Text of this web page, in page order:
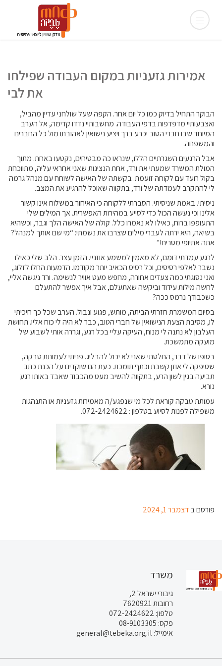
אמירות גזעניות במקום העבודה שפילחו
את לבי
הבוקר התחיל בדיוק כמו כל יום אחר. הקפה שעל שולחני עדיין מהביל,
ואצבעותיי מדפדפות בדפי העבודה. מחשבותיי נדדו קדימה, אל הערב
המיוחד שבו חברי הטוב יכרע ברך ויציע נישואין לאהובתו מול כל החברים
והמשפחה.
אבל הרגעים השגרתיים הללו, שנראו כה מבטיחים, נקטעו באחת. מתוך
המולת המשרד שמעתי את ורד, אחת הנציגות שאני אחראי עליה, מתווכחת
בקול רועד עם לקוחה זועמת. בקשתה של האישה לשוחח עם מנהל גרמה
לי להתקרב לעמדתה של ורד, בתקווה שאוכל להרגיע את המצב.
ניסיתי. באמת שניסיתי. הסברתי ללקוחה כי האיחור במשלוח אינו קשור
אלינו וכי נעשה הכול כדי לסייע במהירות האפשרית. אך המילים שלי
התעופפו ברוח, כאילו לא נאמרו כלל. קולה של האישה הלך וגבר, וכשהיא
בשיאה, היא ירתה לעברי מילים שצרבו את נשמתי: “מי שם אותך למנהל?
אתה אתיופי מסריח!”
לרגע עמדתי דומם, לא מאמין למשמע אוזניי. הזמן עצר. הלב שלי כאילו
נשבר לאלפי רסיסים, וכל רסיס הכאיב יותר מקודמו. הדמעות החלו לזלוג,
ואני נסוגתי כמה צעדים אחורה, מחפש מעט אוויר לנשימה. ורד ניגשה אליי,
לחשה מילות עידוד וביקשה שאתעלם, אבל איך אפשר להתעלם
כשכבודך נרמס ככה?
בסיום המשמרת חזרתי הביתה, מותש, פגוע ונבול. הערב שכל כך חיכיתי
לו, מסיבת הצעת הנישואין של חברי הטוב, כבר לא היה לי כוח אליו. תחושת
העלבון לא נתנה לי מנוח, העיקה עליי בכל רגע, וגררה אותי לשבוע של
מועקה מתמשכת.
בסופו של דבר, החלטתי שאני לא יכול להבליג. פניתי לעמותת טבקה,
שסיפקה לי אוזן קשבת וכתף תומכת. כעת הם שוקדים על הכנת כתב
תביעה בגין לשון הרע, בתקווה להשיב מעט מהכבוד שאבד באותו רגע
נורא.
עמותת טבקה קוראת לכל מי שנפגע/ה מאמירות גזעניות או התנהגות
משפילה לפנות לסיוע בטלפון : 072-2424622.
פורסם בדצמבר 1, 2024
משרד
גיבורי ישראל 2,
רחובות 7620921
טלפון: 072-2424622
פקס: 08-9103305
אימייל: general@tebeka.org.il